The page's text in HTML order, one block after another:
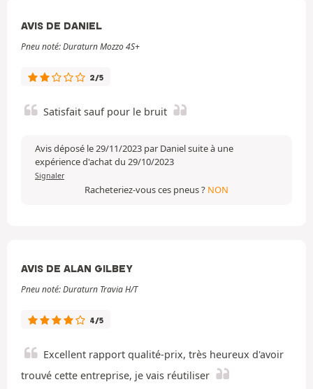
AVIS DE DANIEL
Pneu noté: Duraturn Mozzo 4S+
2/5
Satisfait sauf pour le bruit
Avis déposé le 29/11/2023 par Daniel suite à une
expérience d'achat du 29/10/2023
Signaler
Racheteriez-vous ces pneus ? NON
AVIS DE ALAN GILBEY
Pneu noté: Duraturn Travia H/T
4/5
Excellent rapport qualité-prix, très heureux d'avoir
trouvé cette entreprise, je vais réutiliser